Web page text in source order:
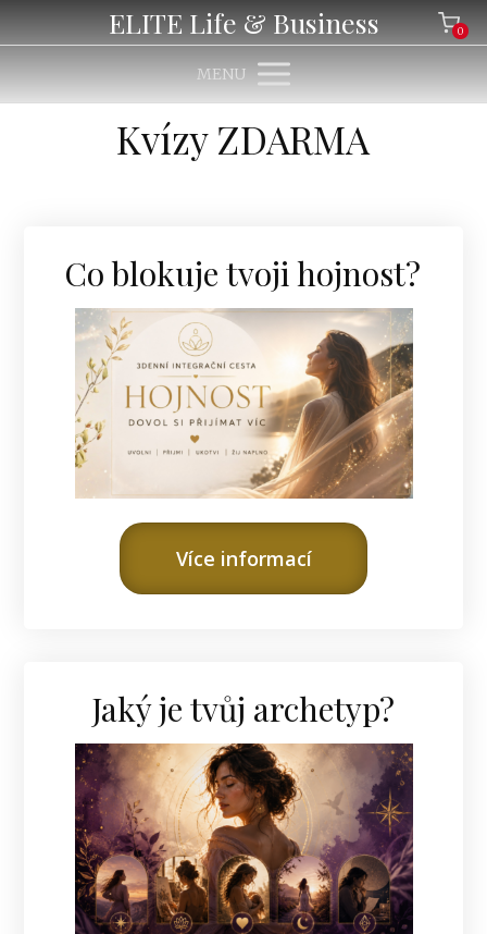
ELITE Life & Business 0
MENU
Kvízy ZDARMA
Co blokuje tvoji hojnost?
Více informací
Jaký je tvůj archetyp?